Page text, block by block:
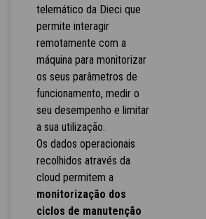
telemático da Dieci que
permite interagir
remotamente com a
máquina para monitorizar
os seus parâmetros de
funcionamento, medir o
seu desempenho e limitar
a sua utilização.
Os dados operacionais
recolhidos através da
cloud permitem a
monitorização dos
ciclos de manutenção